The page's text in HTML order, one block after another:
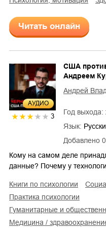
Читать онлайн
AУДИО
3
Добавлено
США
Андреем
Андрей
Год выхода:
Язык:
Кому на самом деле
данные? Почему у
книги по психологии
практика психологии
гуманитарные и
медицина /